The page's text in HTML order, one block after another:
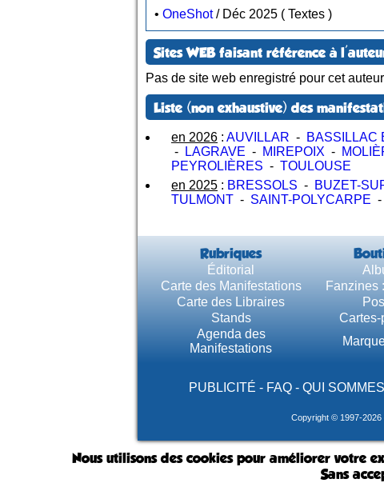
• OneShot / Déc 2025 ( Textes )
Sites WEB faisant référence à
Pas de site web enregistré pour cet
Liste (non exhaustive) des
en 2026 : AUVILLAR - BASSILLAC
-
LAGRAVE - MIREPOIX -
PEYROLIÈRES - TOULOUSE
en 2025 : BRESSOLS - BUZET-
TULMONT - SAINT-POLYCARPE -
Rubriques
Éditorial
Carte des Manifestations
Fanzines
Carte des Libraires
Stands
Cartes-
Agenda des
Manifestations
PUBLICITÉ - FAQ - QUI
Copyright © 1997-2026
Nous utilisons des cookies pour améliorer votre
Sans